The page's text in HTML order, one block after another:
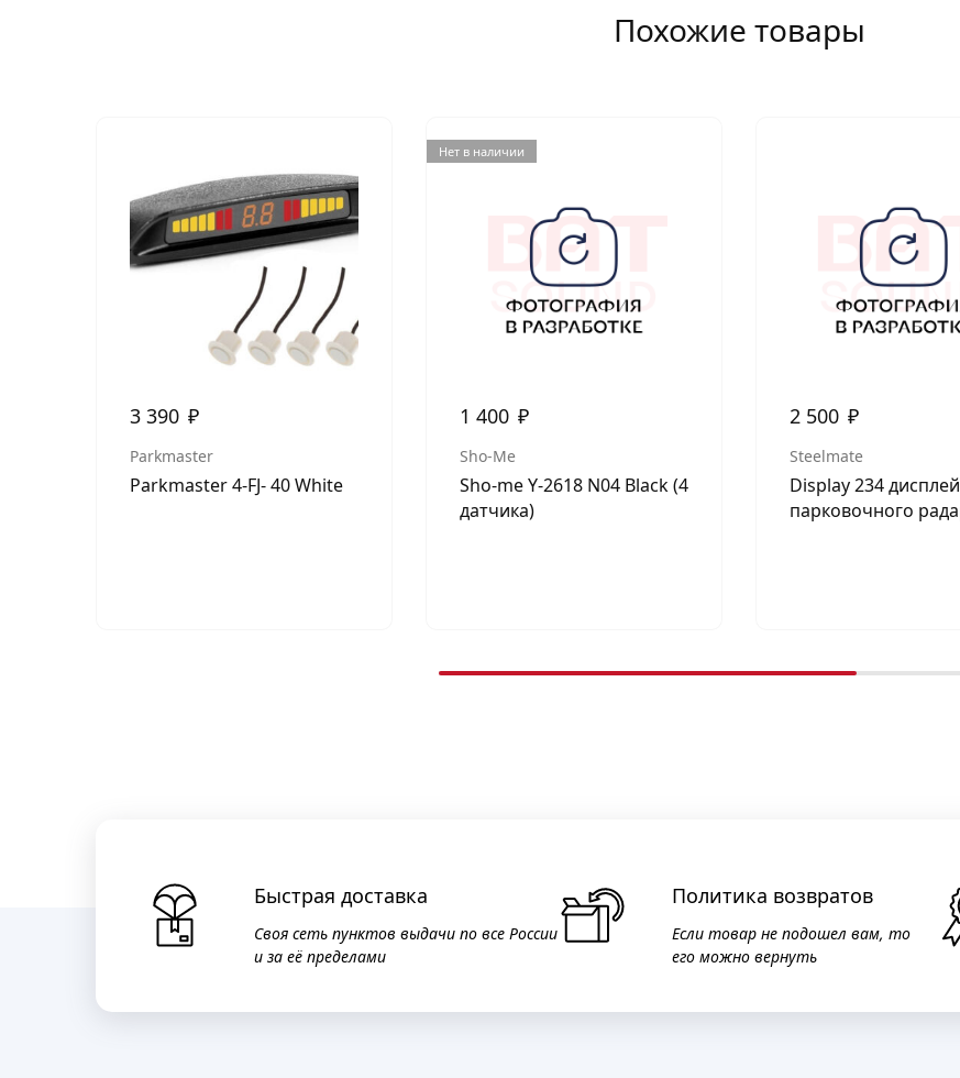
Похожие товары
3 390 ₽
Parkmaster
Parkmaster 4-FJ- 40 White
Нет в наличии
1 400 ₽
Sho-Me
Sho-me Y-2618 N04 Black (4
датчика)
2 500 ₽
Steelmate
Display 234 дисплей
парковочного
Быстрая доставка
Своя сеть пунктов выдачи по все России
и за её пределами
Политика возвратов
Если товар не подошел вам, то
его можно вернуть